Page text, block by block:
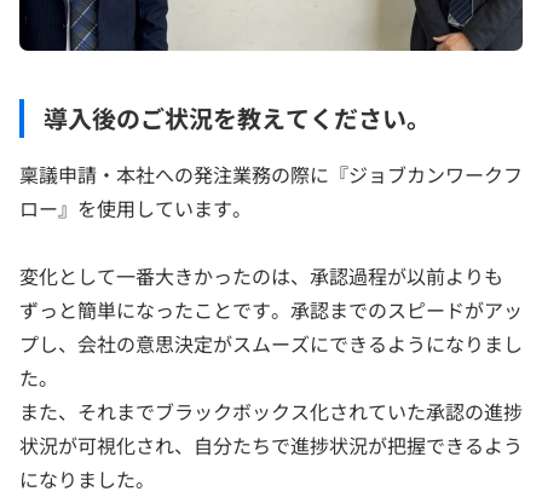
導入後のご状況を教えてください。
稟議申請・本社への発注業務の際に『ジョブカンワークフ
ロー』を使用しています。
変化として一番大きかったのは、承認過程が以前よりも
ずっと簡単になったことです。承認までのスピードがアッ
プし、会社の意思決定がスムーズにできるようになりまし
た。
また、それまでブラックボックス化されていた承認の進捗
状況が可視化され、自分たちで進捗状況が把握できるよう
になりました。